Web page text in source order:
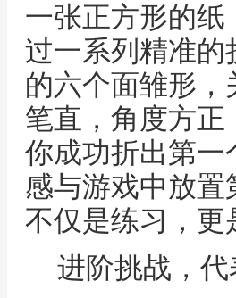
一张正方形的
过一系列精准的
的六个面雏形
笔直，角度方
你成功折出第一
感与游戏中放
不仅是练习，更
进阶挑战，